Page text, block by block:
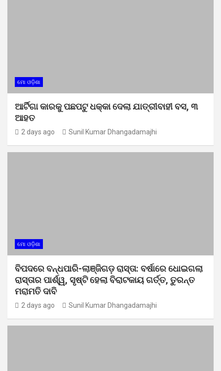
ମୋ ଓଡ଼ିଶା
ଆର୍ଟିଗା କାରକୁ ପଛପଟୁ ଧକ୍କା ଦେଲା ଯାତ୍ରୀବାହୀ ବସ, ୩
ଆହତ
2 days ago Sunil Kumar Dhangadamajhi
ମୋ ଓଡ଼ିଶା
ବିପଦରେ ବନ୍ଧପାରି-ଲାଞ୍ଜିଗଡ଼ ରାସ୍ତା: ବର୍ଷାରେ ଧୋଇଗଲା
ରାସ୍ତାର ପାର୍ଶ୍ୱ, ସୃଷ୍ଟି ହେଲା ବିରାଟକାୟ ଗର୍ତ୍ତ, ତୁରନ୍ତ
ମରାମତି ଦାବି
2 days ago Sunil Kumar Dhangadamajhi